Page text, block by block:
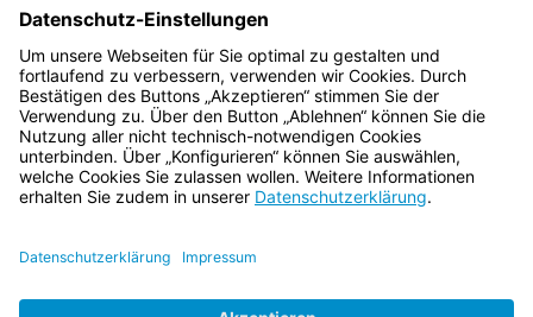
Bank und ihrer Organe durch die Satzung geregelt.
(2) Änderungen der Satzung der Bank bedürfen der
Genehmigung durch die Aufsichtsbehörde.
Bayern.de
BayernPortal
Impressum